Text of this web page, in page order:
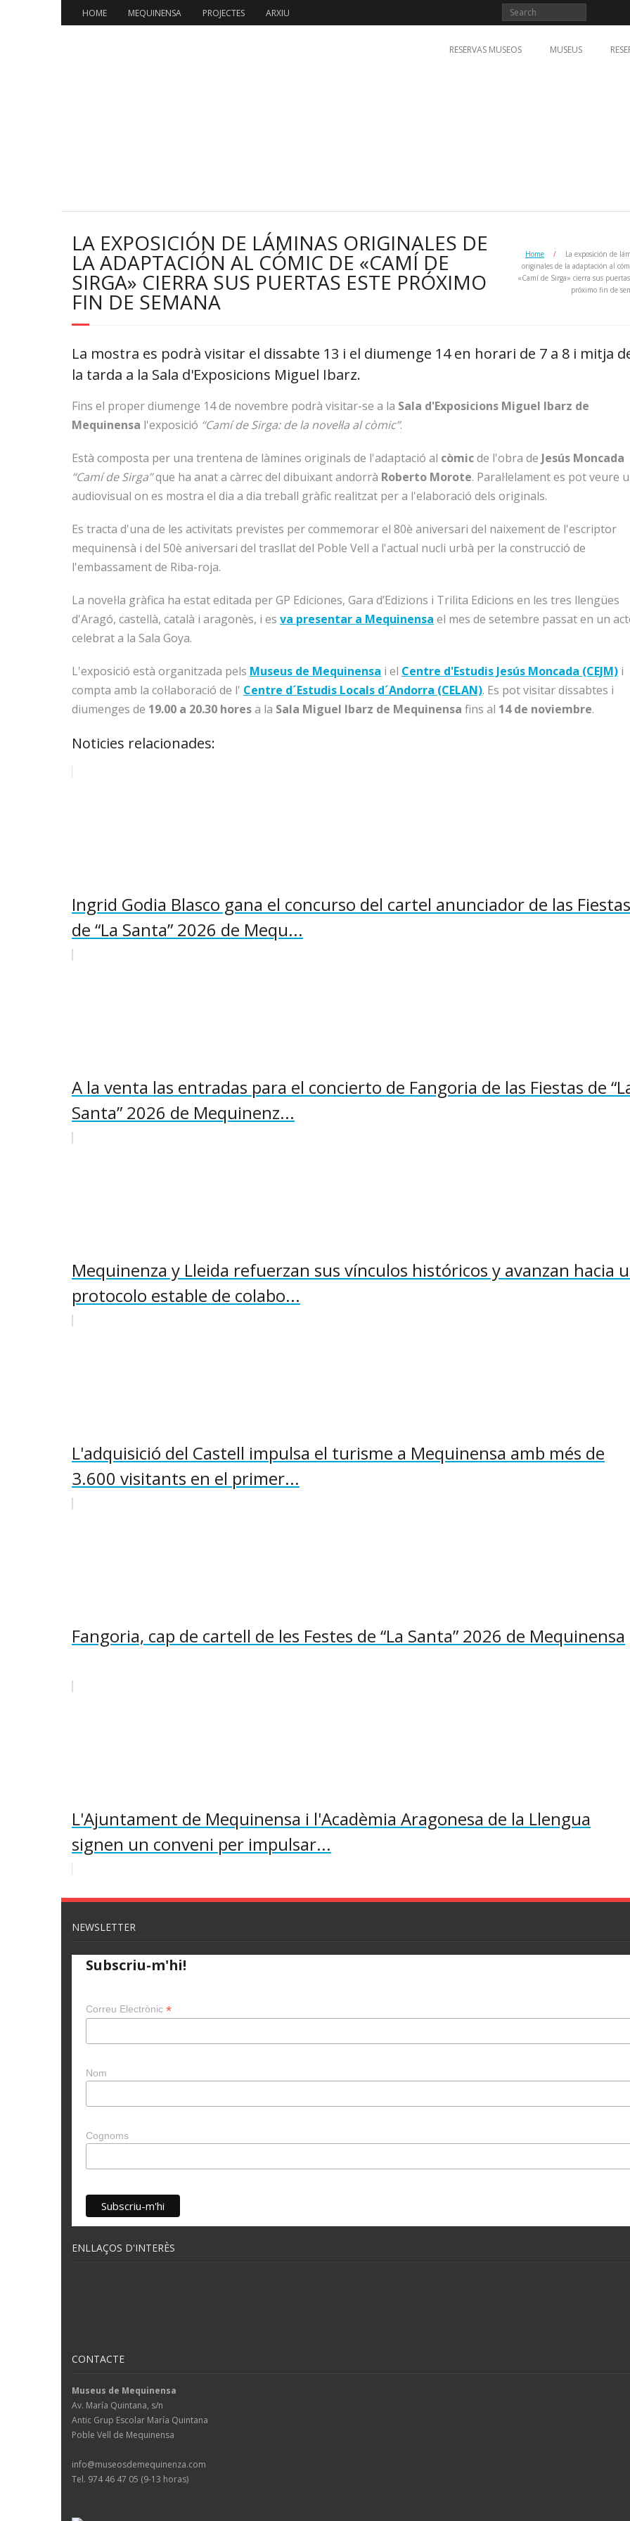
HOME MEQUINENSA PROJECTES ARXIU
RESERVAS MUSEOS MUSEUS
LA EXPOSICIÓN DE LÁMINAS ORIGINALES DE
LA ADAPTACIÓN AL CÓMIC DE «CAMÍ DE
SIRGA» CIERRA SUS PUERTAS ESTE PRÓXIMO
FIN DE SEMANA
Home /
La exposición de
originales de la adaptación al
«Camí de Sirga» cierra sus
próximo fin de
La mostra es podrà visitar el dissabte 13 i el diumenge 14 en horari de 7 a 8 i mitja
la tarda a la Sala d'Exposicions Miguel Ibarz.
Fins el proper diumenge 14 de novembre podrà visitar-se a la Sala d'Exposicions Miguel Ibarz de
Mequinensa l'exposició “Camí de Sirga: de la novel·la al còmic”.
Està composta per una trentena de làmines originals de l'adaptació al còmicde l'obra de Jesús Moncada
“Camí de Sirga”que ha anat a càrrec del dibuixant andorrà Roberto Morote. Paral·lelament es pot veure
audiovisual on es mostra el dia a dia treball gràfic realitzat per a l'elaboració dels originals.
Es tracta d'una de les activitats previstes per commemorar el 80è aniversari del naixement de l'escriptor
mequinensà i del 50è aniversari del trasllat del Poble Vell a l'actual nucli urbà per la construcció de
l'embassament de Riba-roja.
La novel·la gràfica ha estat editada per GP Ediciones, Gara d’Edizions i Trilita Edicions en les tres llengües
d'Aragó, castellà, català i aragonès, i es va presentar a Mequinensa el mes de setembre passat en un
celebrat a la Sala Goya.
L'exposició està organitzada pels Museus de Mequinensa i el Centre d'Estudis Jesús Moncada (CEJM) i
compta amb la col·laboració de l' Centre d´Estudis Locals d´Andorra (CELAN). Es pot visitar dissabtes i
diumenges de 19.00 a 20.30 horesa la Sala Miguel Ibarz de Mequinensa fins al 14 de noviembre.
Noticies relacionades:
Ingrid Godia Blasco gana el concurso del cartel anunciador de las Fiestas
de “La Santa” 2026 de Mequ...
A la venta las entradas para el concierto de Fangoria de las Fiestas de
Santa” 2026 de Mequinenz...
Mequinenza y Lleida refuerzan sus vínculos históricos y avanzan hacia
protocolo estable de colabo...
L'adquisició del Castell impulsa el turisme a Mequinensa amb més de
3.600 visitants en el primer...
Fangoria, cap de cartell de les Festes de “La Santa” 2026 de Mequinensa
L'Ajuntament de Mequinensa i l'Acadèmia Aragonesa de la Llengua
signen un conveni per impulsar...
NEWSLETTER
Subscriu-m'hi!
Correu Electrònic *
Nom
Cognoms
ENLLAÇOS D'INTERÈS
CONTACTE
Museus de Mequinensa
Av. María Quintana, s/n
Antic Grup Escolar María Quintana
Poble Vell de Mequinensa
info@museosdemequinenza.com
Tel. 974 46 47 05 (9-13 horas)